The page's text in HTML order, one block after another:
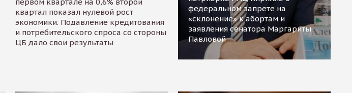
квартал показал нулевой рост
экономики. Подавление кредитования
и потребительского спроса со стороны
ЦБ дало свои результаты
федеральном запрете на
«склонение» к абортам и
заявления сенатора Маргариты
Павловой